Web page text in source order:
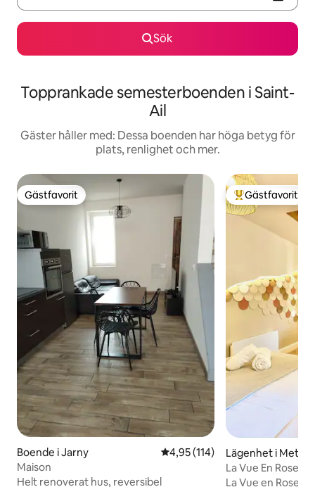
Sök
Topprankade semesterboenden i Saint-
Ail
Gäster håller med: Dessa boenden har höga betyg för
plats, renlighet och mer.
Gästfavorit
Gästfavorit
Boende i Jarny 4,95 av 5 i genomsnittligt
4,95 (114)
Maison
Helt renoverat hus, reversibel
Populär
Gästfavorit
Lägenhet i Metz-
e – Ancienne Ville
La Vue En Rose
och lugn
La Vue en Rose